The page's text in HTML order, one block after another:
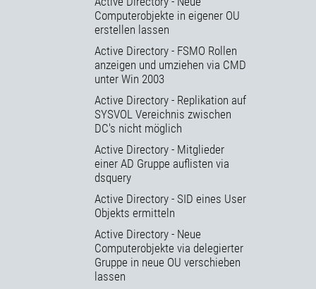
Computerobjekte in eigener OU
erstellen lassen
Active Directory - FSMO Rollen
anzeigen und umziehen via CMD
unter Win 2003
Active Directory - Replikation auf
SYSVOL Vereichnis zwischen
DC's nicht möglich
Active Directory - Mitglieder
einer AD Gruppe auflisten via
dsquery
Active Directory - SID eines User
Objekts ermitteln
Active Directory - Neue
Computerobjekte via delegierter
Gruppe in neue OU verschieben
lassen